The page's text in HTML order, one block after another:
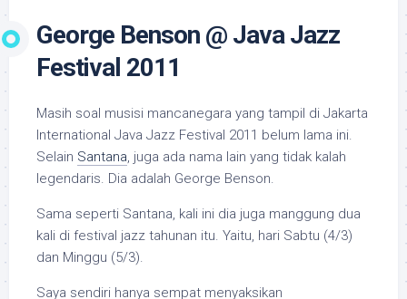
George Benson @ Java Jazz
Festival 2011
Masih soal musisi mancanegara yang tampil di Jakarta
International Java Jazz Festival 2011 belum lama ini.
Selain Santana, juga ada nama lain yang tidak kalah
legendaris. Dia adalah George Benson.
Sama seperti Santana, kali ini dia juga manggung dua
kali di festival jazz tahunan itu. Yaitu, hari Sabtu (4/3)
dan Minggu (5/3).
Saya sendiri hanya sempat menyaksikan